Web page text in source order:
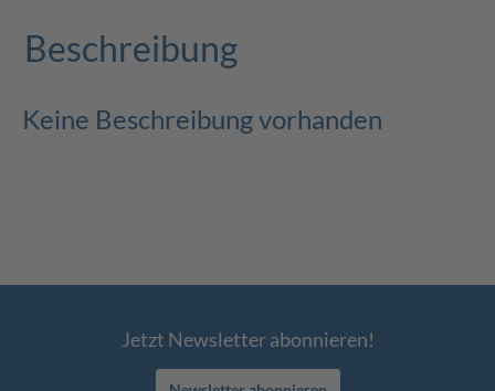
Beschreibung
Keine Beschreibung vorhanden
Jetzt Newsletter abonnieren!